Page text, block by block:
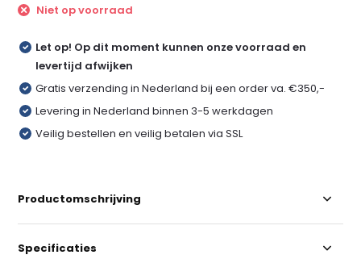
Niet op voorraad
Let op! Op dit moment kunnen onze voorraad en
levertijd afwijken
Gratis verzending in Nederland bij een order va. €350,-
Levering in Nederland binnen 3-5 werkdagen
Veilig bestellen en veilig betalen via SSL
Productomschrijving
Specificaties